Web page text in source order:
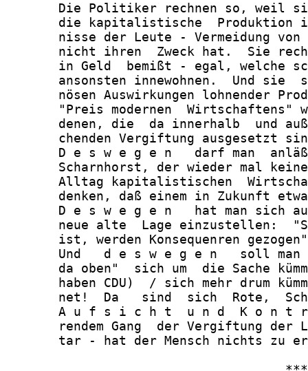
Die Politiker rechnen so, weil
die kapitalistische  Produktion
nisse der Leute - Vermeidung
nicht ihren  Zweck hat.  Sie
in Geld  bemißt - egal, welche
ansonsten innewohnen.  Und sie
nösen Auswirkungen lohnender
"Preis modernen  Wirtschaftens"
denen, die  da innerhalb  und
chenden Vergiftung ausgesetzt
D e s w e g e n   darf man
Scharnhorst, der wieder mal
Alltag kapitalistischen
denken, daß einem in Zukunft
D e s w e g e n   hat man sich
neue alte  Lage einzustellen:
ist, werden Konsequenren
Und   d e s w e g e n   soll
da oben"  sich um  die Sache
haben CDU)  / sich mehr drum
net!  Da   sind  sich  Rote,
A u f s i c h t  u n d  K o n t
rendem Gang  der Vergiftung der
tar - hat der Mensch nichts zu